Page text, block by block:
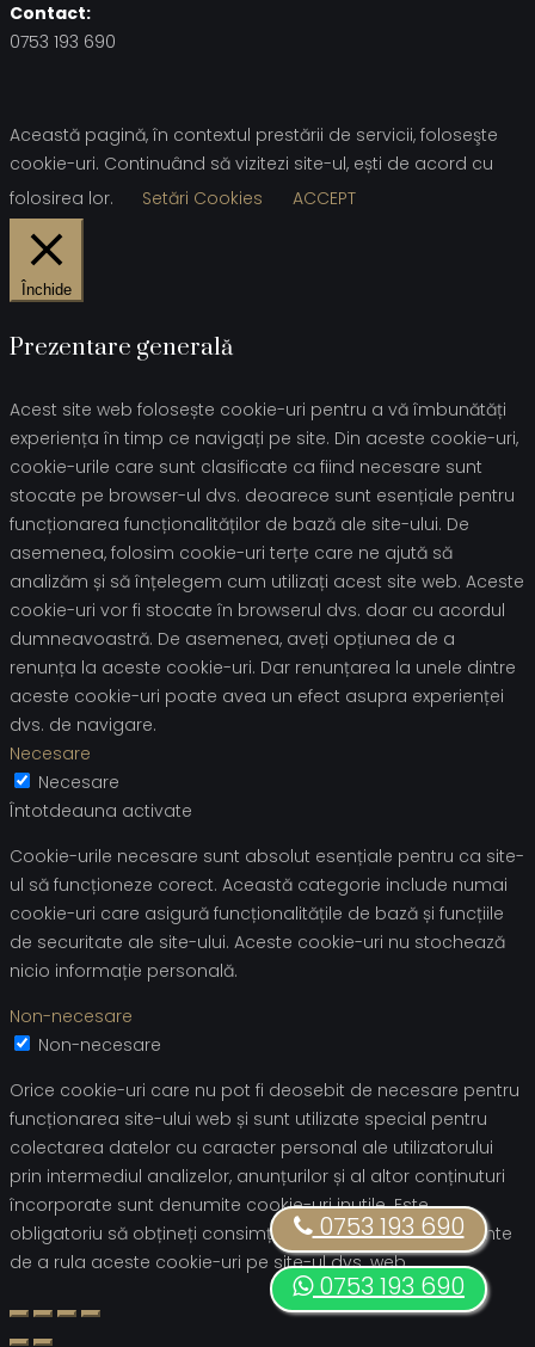
0753 193 690
0753 193 690
Contact:
0753 193 690
Această pagină, în contextul prestării de servicii, foloseşte
cookie-uri. Continuând să vizitezi site-ul, ești de acord cu
folosirea lor.
Setări Cookies ACCEPT
Închide
Prezentare generală
Acest site web folosește cookie-uri pentru a vă îmbunătăți
experiența în timp ce navigați pe site. Din aceste cookie-uri,
cookie-urile care sunt clasificate ca fiind necesare sunt
stocate pe browser-ul dvs. deoarece sunt esențiale pentru
funcționarea funcționalităților de bază ale site-ului. De
asemenea, folosim cookie-uri terțe care ne ajută să
analizăm și să înțelegem cum utilizați acest site web. Aceste
cookie-uri vor fi stocate în browserul dvs. doar cu acordul
dumneavoastră. De asemenea, aveți opțiunea de a
renunța la aceste cookie-uri. Dar renunțarea la unele dintre
aceste cookie-uri poate avea un efect asupra experienței
dvs. de navigare.
Necesare
Necesare
Întotdeauna activate
Cookie-urile necesare sunt absolut esențiale pentru ca site-
ul să funcționeze corect. Această categorie include numai
cookie-uri care asigură funcționalitățile de bază și funcțiile
de securitate ale site-ului. Aceste cookie-uri nu stochează
nicio informație personală.
Non-necesare
Non-necesare
Orice cookie-uri care nu pot fi deosebit de necesare pentru
funcționarea site-ului web și sunt utilizate special pentru
colectarea datelor cu caracter personal ale utilizatorului
prin intermediul analizelor, anunțurilor și al altor conținuturi
încorporate sunt denumite cookie-uri inutile. Este
obligatoriu să obțineți consimțământul utilizatorului înainte
de a rula aceste cookie-uri pe site-ul dvs. web.